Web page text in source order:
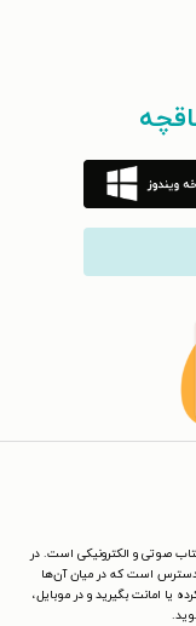
صوتی و الکترونیکی است. در
دسترس است که در میان آن‌ها
یا امانت بگیرید و در موبایل،